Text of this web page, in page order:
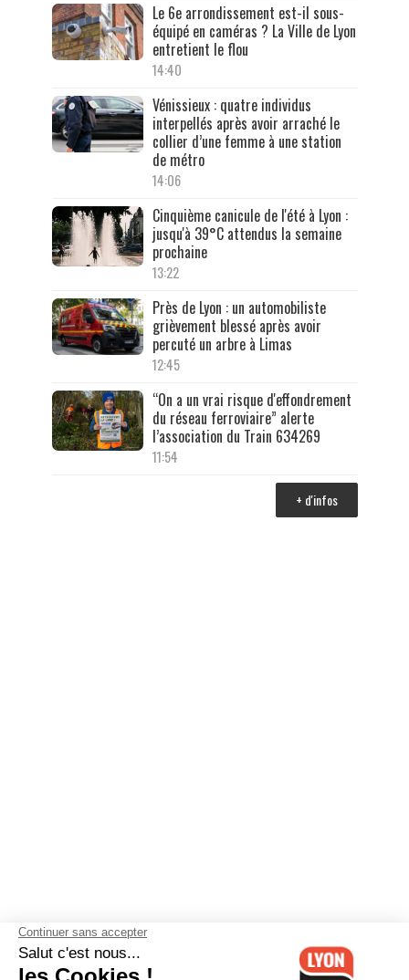
Le 6e arrondissement est-il sous-
équipé en caméras ? La Ville de Lyon
entretient le flou
14:40
Vénissieux : quatre individus
interpellés après avoir arraché le
collier d’une femme à une station
de métro
14:06
Cinquième canicule de l'été à Lyon :
jusqu'à 39°C attendus la semaine
prochaine
13:22
Près de Lyon : un automobiliste
grièvement blessé après avoir
percuté un arbre à Limas
12:45
“On a un vrai risque d'effondrement
du réseau ferroviaire” alerte
l’association du Train 634269
11:54
+ d'infos